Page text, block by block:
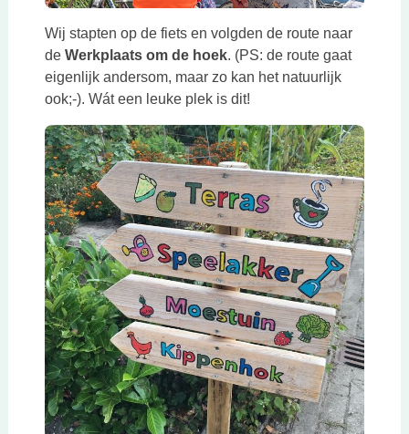
Wij stapten op de fiets en volgden de route naar
de Werkplaats om de hoek. (PS: de route gaat
eigenlijk andersom, maar zo kan het natuurlijk
ook;-). Wát een leuke plek is dit!